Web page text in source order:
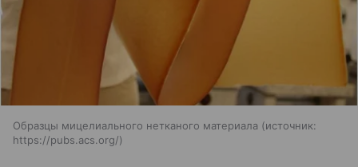
Образцы мицелиального нетканого материала
источник:
https://pubs.acs.org/